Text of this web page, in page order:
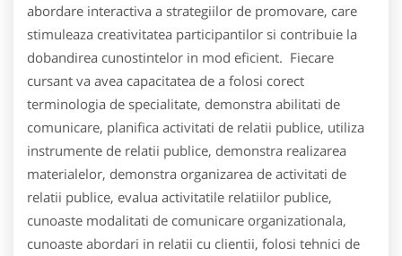
abordare interactiva a strategiilor de promovare, care
stimuleaza creativitatea participantilor si contribuie la
dobandirea cunostintelor in mod eficient. Fiecare
cursant va avea capacitatea de a folosi corect
terminologia de specialitate, demonstra abilitati de
comunicare, planifica activitati de relatii publice, utiliza
instrumente de relatii publice, demonstra realizarea
materialelor, demonstra organizarea de activitati de
relatii publice, evalua activitatile relatiilor publice,
cunoaste modalitati de comunicare organizationala,
cunoaste abordari in relatii cu clientii, folosi tehnici de